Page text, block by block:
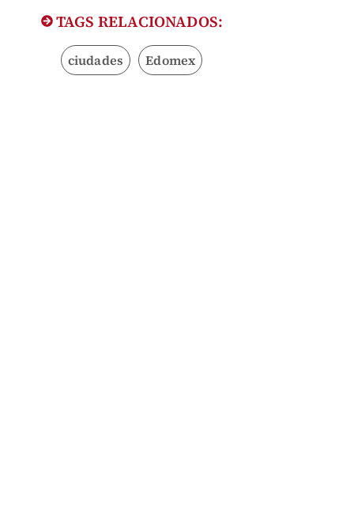
TAGS RELACIONADOS:
ciudades Edomex